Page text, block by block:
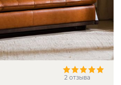
2 отзыва